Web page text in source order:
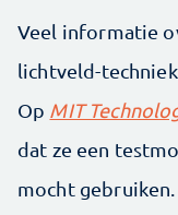
Veel informatie
lichtveld-
Op MIT
dat ze een
mocht